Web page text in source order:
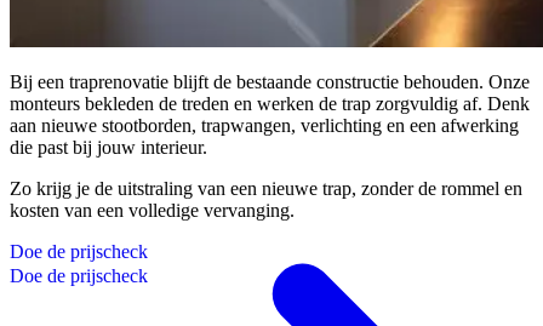
Bij een traprenovatie blijft de bestaande constructie behouden. Onze
monteurs bekleden de treden en werken de trap zorgvuldig af. Denk
aan nieuwe stootborden, trapwangen, verlichting en een afwerking
die past bij jouw interieur.
Zo krijg je de uitstraling van een nieuwe trap, zonder de rommel en
kosten van een volledige vervanging.
Doe de prijscheck